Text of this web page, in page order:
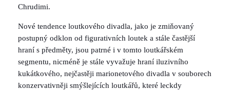
Chrudimi.
Nové tendence loutkového divadla, jako je zmiňovaný
postupný odklon od figurativních loutek a stále častější
hraní s předměty, jsou patrné i v tomto loutkářském
segmentu, nicméně je stále vyvažuje hraní iluzivního
kukátkového, nejčastěji marionetového divadla v souborech
konzervativněji smýšlejících loutkářů, které leckdy